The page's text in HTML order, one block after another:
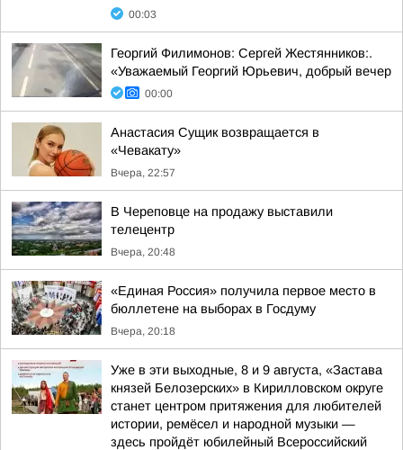
00:03
Георгий Филимонов: Сергей Жестянников:.
«Уважаемый Георгий Юрьевич, добрый вечер
00:00
Анастасия Сущик возвращается в
«Чевакату»
Вчера, 22:57
В Череповце на продажу выставили
телецентр
Вчера, 20:48
«Единая Россия» получила первое место в
бюллетене на выборах в Госдуму
Вчера, 20:18
Уже в эти выходные, 8 и 9 августа, «Застава
князей Белозерских» в Кирилловском округе
станет центром притяжения для любителей
истории, ремёсел и народной музыки —
здесь пройдёт юбилейный Всероссийский